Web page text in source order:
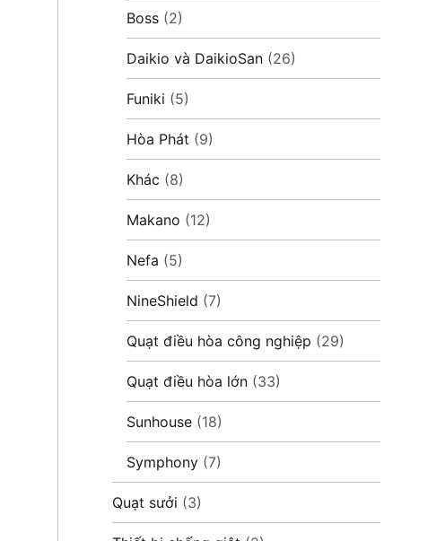
Boss (2)
Daikio và DaikioSan (26)
Funiki (5)
Hòa Phát (9)
Khác (8)
Makano (12)
Nefa (5)
NineShield (7)
Quạt điều hòa công nghiệp (29)
Quạt điều hòa lớn (33)
Sunhouse (18)
Symphony (7)
Quạt sưởi (3)